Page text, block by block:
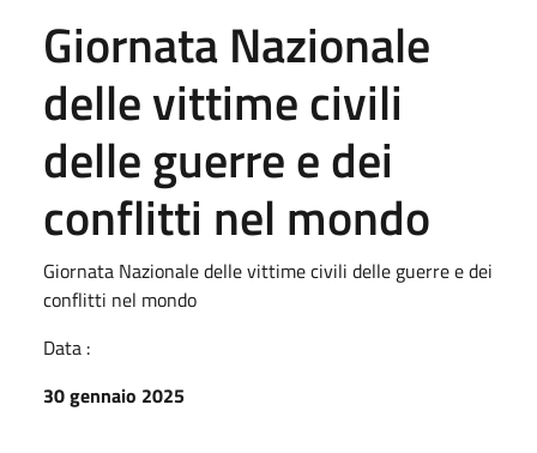
Giornata Nazionale
delle vittime civili
delle guerre e dei
conflitti nel mondo
Giornata Nazionale delle vittime civili delle guerre e dei
conflitti nel mondo
Data :
30 gennaio 2025